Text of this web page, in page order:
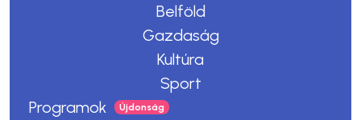
Belföld
Gazdaság
Kultúra
Sport
Programok